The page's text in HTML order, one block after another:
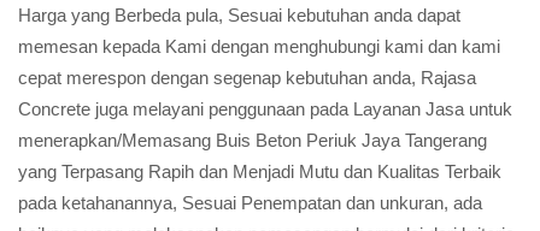
Harga yang Berbeda pula, Sesuai kebutuhan anda dapat
memesan kepada Kami dengan menghubungi kami dan kami
cepat merespon dengan segenap kebutuhan anda, Rajasa
Concrete juga melayani penggunaan pada Layanan Jasa untuk
menerapkan/Memasang Buis Beton Periuk Jaya Tangerang
yang Terpasang Rapih dan Menjadi Mutu dan Kualitas Terbaik
pada ketahanannya, Sesuai Penempatan dan unkuran, ada